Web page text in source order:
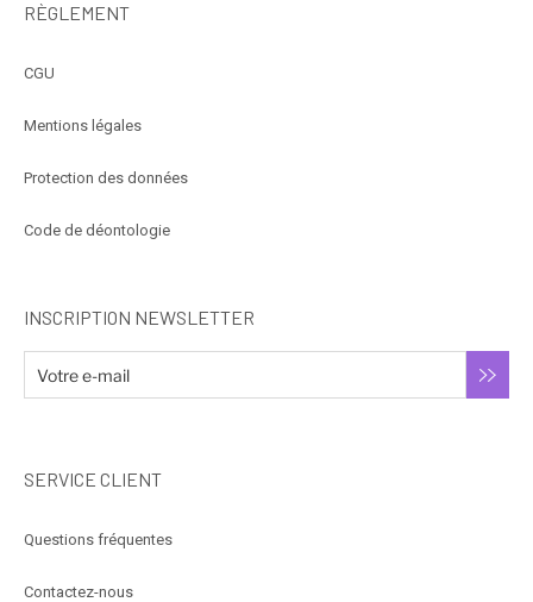
RÈGLEMENT
CGU
Mentions légales
Protection des données
Code de déontologie
INSCRIPTION NEWSLETTER
SERVICE CLIENT
Questions fréquentes
Contactez-nous